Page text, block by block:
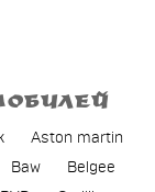
Aston martin
Baw
Belgee